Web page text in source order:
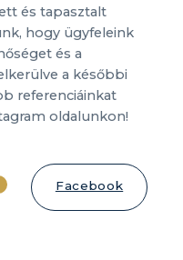
és tapasztalt
hogy ügyfeleink
és a
a későbbi
referenciáinkat
oldalunkon!
Facebook